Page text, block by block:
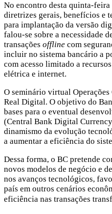
No encontro desta quinta-
diretrizes gerais, benefícios e
para implantação da versão
falou-se sobre a necessidade
transações offline com
incluir no sistema bancário a
com acesso limitado a
elétrica e internet.
O seminário virtual
Real Digital. O objetivo do
bases para o eventual
(Central Bank Digital
dinamismo da evolução
a aumentar a eficiência do
Dessa forma, o BC pretende
novos modelos de negócio e
nos avanços tecnológicos,
país em outros cenários
eficiência nas transações